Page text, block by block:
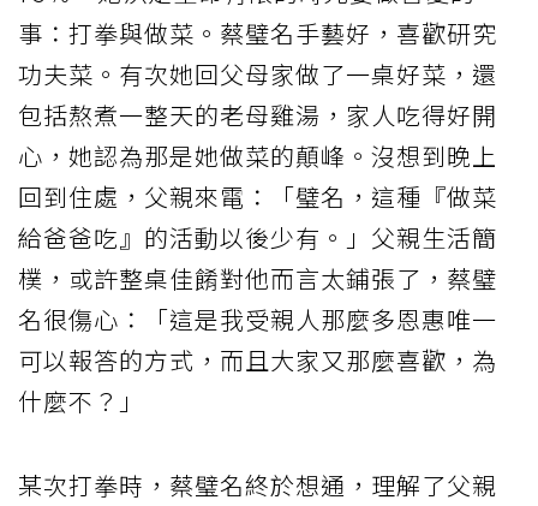
事：打拳與做菜。蔡璧名手藝好，喜歡研究
功夫菜。有次她回父母家做了一桌好菜，還
包括熬煮一整天的老母雞湯，家人吃得好開
心，她認為那是她做菜的顛峰。沒想到晚上
回到住處，父親來電：「璧名，這種『做菜
給爸爸吃』的活動以後少有。」父親生活簡
樸，或許整桌佳餚對他而言太鋪張了，蔡璧
名很傷心：「這是我受親人那麼多恩惠唯一
可以報答的方式，而且大家又那麼喜歡，為
什麼不？」
某次打拳時，蔡璧名終於想通，理解了父親